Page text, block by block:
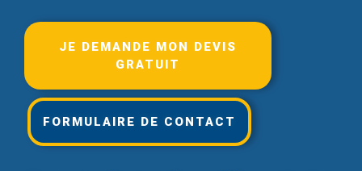
JE DEMANDE MON DEVIS
GRATUIT
FORMULAIRE DE CONTACT